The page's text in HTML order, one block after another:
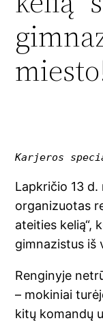
Karjeros
Lapkričio 13
organizuotas
ateities kelią“,
gimnazistus iš
Renginyje
– mokiniai
kitų komandų